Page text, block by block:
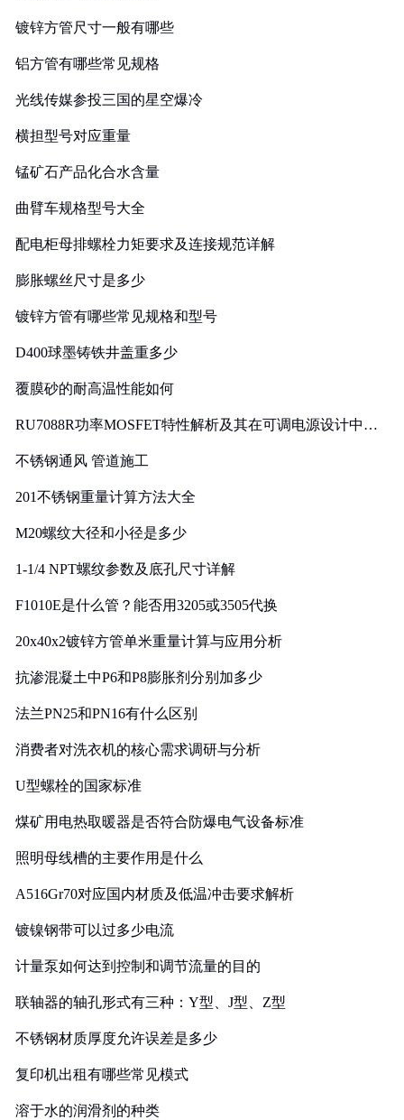
镀锌方管尺寸一般有哪些
铝方管有哪些常见规格
光线传媒参投三国的星空爆冷
横担型号对应重量
锰矿石产品化合水含量
曲臂车规格型号大全
配电柜母排螺栓力矩要求及连接规范详解
膨胀螺丝尺寸是多少
镀锌方管有哪些常见规格和型号
D400球墨铸铁井盖重多少
覆膜砂的耐高温性能如何
RU7088R功率MOSFET特性解析及其在可调电源设计中的
不锈钢通风 管道施工
201不锈钢重量计算方法大全
M20螺纹大径和小径是多少
1-1/4 NPT螺纹参数及底孔尺寸详解
F1010E是什么管？能否用3205或3505代换
20x40x2镀锌方管单米重量计算与应用分析
抗渗混凝土中P6和P8膨胀剂分别加多少
法兰PN25和PN16有什么区别
消费者对洗衣机的核心需求调研与分析
U型螺栓的国家标准
煤矿用电热取暖器是否符合防爆电气设备标准
照明母线槽的主要作用是什么
A516Gr70对应国内材质及低温冲击要求解析
镀镍钢带可以过多少电流
计量泵如何达到控制和调节流量的目的
联轴器的轴孔形式有三种：Y型、J型、Z型
不锈钢材质厚度允许误差是多少
复印机出租有哪些常见模式
溶于水的润滑剂的种类